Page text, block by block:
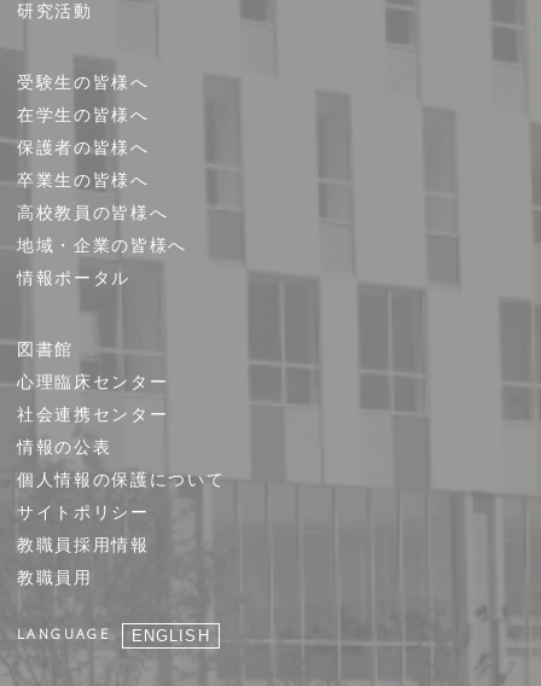
研究活動
受験生の皆様へ
在学生の皆様へ
保護者の皆様へ
卒業生の皆様へ
高校教員の皆様へ
地域・企業の皆様へ
情報ポータル
図書館
心理臨床センター
社会連携センター
情報の公表
個人情報の保護について
サイトポリシー
教職員採用情報
教職員用
LANGUAGE ENGLISH